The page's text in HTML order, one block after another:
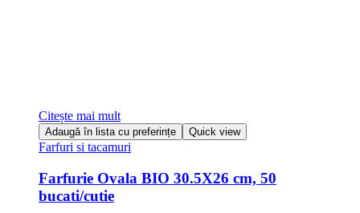
Citește mai mult
Adaugă în lista cu preferințe Quick view
Farfuri si tacamuri
Farfurie Ovala BIO 30.5X26 cm, 50
bucati/cutie